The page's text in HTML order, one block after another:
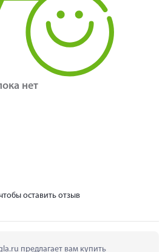
нет
оставить отзыв
предлагает вам купить